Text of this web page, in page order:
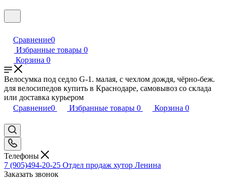
Сравнение0
Избранные товары 0
Корзина 0
Велосумка под седло G-1. малая, с чехлом дождя, чёрно-беж.
для велосипедов купить в Краснодаре, самовывоз со склада
или доставка курьером
Сравнение0 Избранные товары 0 Корзина 0
Телефоны
7 (905)494-20-25 Отдел продаж хутор Ленина
Заказать звонок